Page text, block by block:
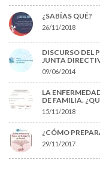
¿SABÍAS QUÉ?
26/11/2018
DISCURSO DEL
JUNTA
09/06/2014
LA
DE FAMILIA.
15/11/2018
¿CÓMO
29/11/2017